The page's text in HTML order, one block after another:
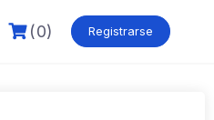
(0) Registrarse